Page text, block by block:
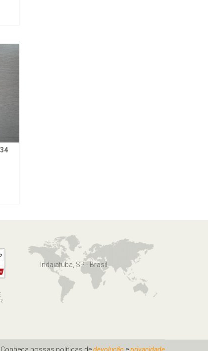
Indaiatuba, SP - Brasil